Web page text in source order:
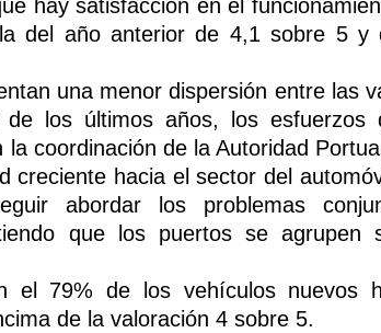
hay satisfacción en el
del año anterior de 4,1 sobre 5 y
una menor dispersión entre las
los últimos años, los esfuerzos
coordinación de la Autoridad
creciente hacia el sector del
abordar los problemas
que los puertos se agrupen
el 79% de los vehículos nuevos
de la valoración 4 sobre 5.